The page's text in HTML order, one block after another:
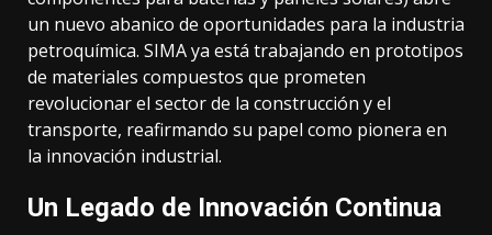
un nuevo abanico de oportunidades para la industria
petroquímica. SIMA ya está trabajando en prototipos
de materiales compuestos que prometen
revolucionar el sector de la construcción y el
transporte, reafirmando su papel como pionera en
la innovación industrial.
Un Legado de Innovación Continua